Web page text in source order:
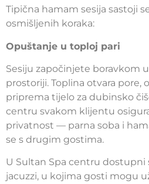
Tipična hamam sesija sastoji
osmišljenih koraka:
Opuštanje u toploj pari
Sesiju započinjete boravkom
prostoriji. Toplina otvara pore,
priprema tijelo za dubinsko
centru svakom klijentu
privatnost — parna soba i
se s drugim gostima.
U Sultan Spa centru dostupni
jacuzzi, u kojima gosti mogu